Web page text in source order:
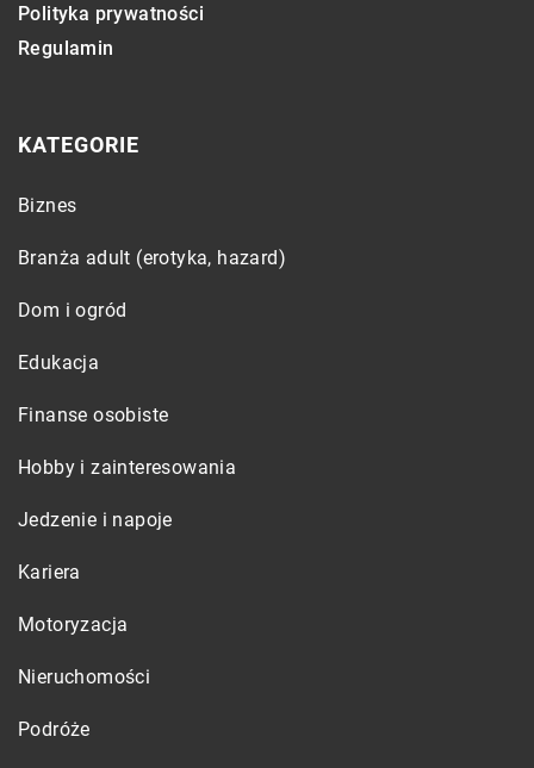
Polityka prywatności
Regulamin
KATEGORIE
Biznes
Branża adult (erotyka, hazard)
Dom i ogród
Edukacja
Finanse osobiste
Hobby i zainteresowania
Jedzenie i napoje
Kariera
Motoryzacja
Nieruchomości
Podróże